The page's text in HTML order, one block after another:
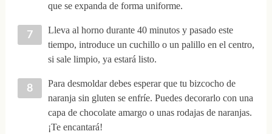
que se expanda de forma uniforme.
Lleva al horno durante 40 minutos y pasado este
tiempo, introduce un cuchillo o un palillo en el centro,
si sale limpio, ya estará listo.
Para desmoldar debes esperar que tu bizcocho de
naranja sin gluten se enfríe. Puedes decorarlo con una
capa de chocolate amargo o unas rodajas de naranjas.
¡Te encantará!